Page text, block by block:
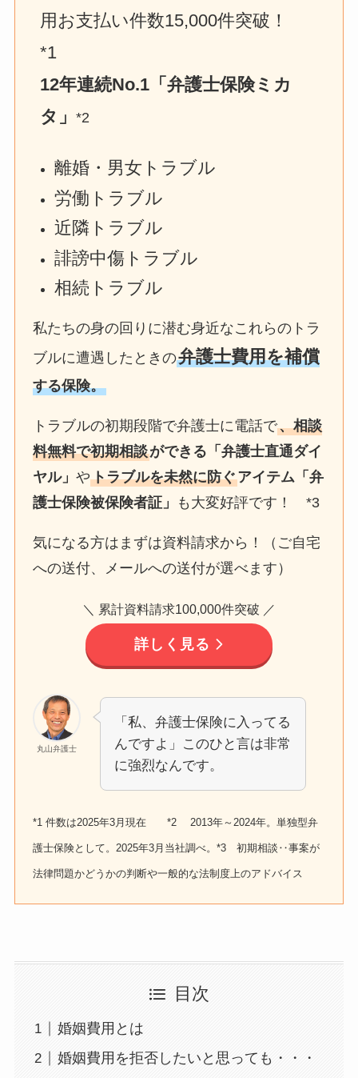
用お支払い件数15,000件突破！
*1
12年連続No.1「弁護士保険ミカ
タ」*2
離婚・男女トラブル
労働トラブル
近隣トラブル
誹謗中傷トラブル
相続トラブル
私たちの身の回りに潜む身近なこれらのトラ
ブルに遭遇したときの弁護士費用を補償
する保険。
トラブルの初期段階で弁護士に電話で、相談
料無料で初期相談ができる「弁護士直通ダイ
ヤル」やトラブルを未然に防ぐアイテム「弁
護士保険被保険者証」
も大変好評です！ *3
気になる方はまずは資料請求から！（ご自宅
への送付、メールへの送付が選べます）
＼ 累計資料請求100,000件突破 ／
詳しく見る
丸山弁護士
「私、弁護士保険に入ってる
んですよ」このひと言は非常
に強烈なんです。
*1 件数は2025年3月現在 *2 2013年～2024年。単独型弁
護士保険として。2025年3月当社調べ。*3 初期相談‥事案が
法律問題かどうかの判断や一般的な法制度上のアドバイス
目次
婚姻費用とは
婚姻費用を拒否したいと思っても・・・